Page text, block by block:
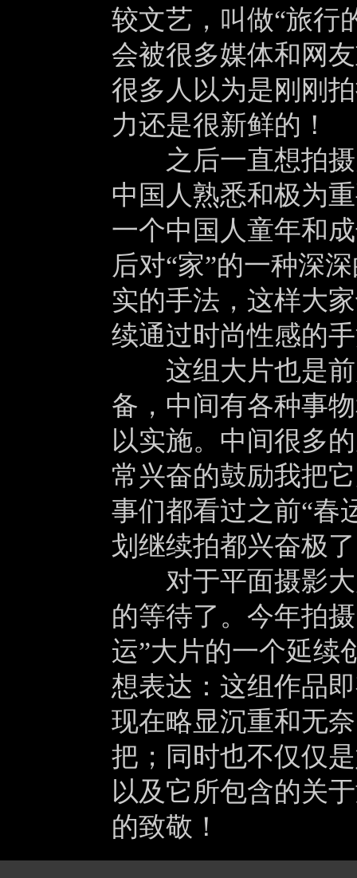
较文艺，叫做“旅行
会被很多媒体和网
很多人以为是刚刚
力还是很新鲜的！
之后一直想拍摄
中国人熟悉和极为
一个中国人童年和
后对“家”的一种深
实的手法，这样大
续通过时尚性感的
这组大片也是前
备，中间有各种事
以实施。中间很多
常兴奋的鼓励我把
事们都看过之前“春
划继续拍都兴奋极
对于平面摄影大
的等待了。今年拍
运”大片的一个延续
想表达：这组作品
现在略显沉重和无
把；同时也不仅仅
以及它所包含的关
的致敬！